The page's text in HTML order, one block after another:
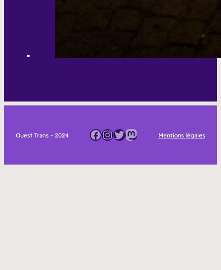
Ouest Trans – 2024 Facebook
Instagram
Twitter
MastodonMentions légales